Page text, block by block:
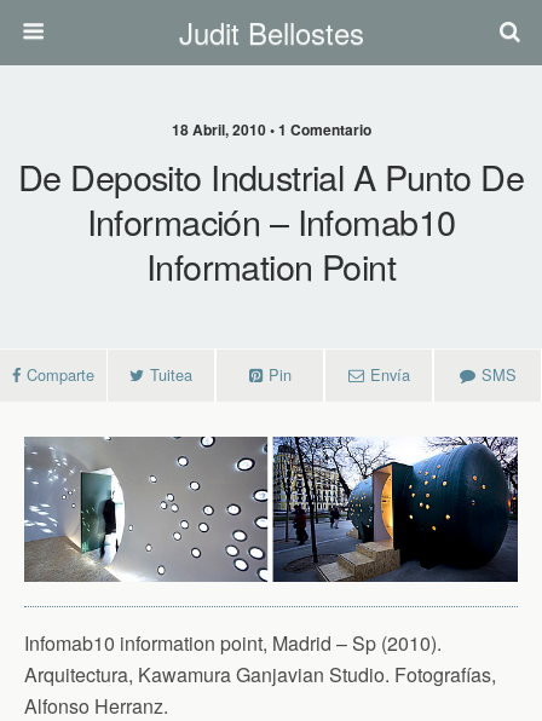
Judit Bellostes
18 Abril, 2010 • 1 Comentario
De Deposito Industrial A Punto De
Información – Infomab10
Information Point
Comparte Tuitea Pin Envía SMS
Infomab10 information point, Madrid – Sp (2010).
Arquitectura, Kawamura Ganjavian Studio. Fotografías,
Alfonso Herranz.